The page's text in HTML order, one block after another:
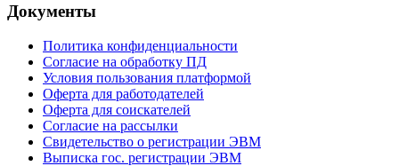
Документы
Политика конфиденциальности
Согласие на обработку ПД
Условия пользования платформой
Оферта для работодателей
Оферта для соискателей
Согласие на рассылки
Свидетельство о регистрации ЭВМ
Выписка гос. регистрации ЭВМ